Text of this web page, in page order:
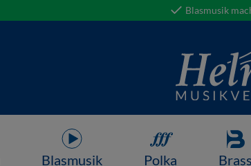
Blasmusik
Blasmusik Polka Brass